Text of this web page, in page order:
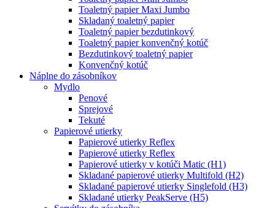
Toaletný papier Maxi Jumbo
Skladaný toaletný papier
Toaletný papier bezdutinkový
Toaletný papier konvenčný kotúč
Bezdutinkový toaletný papier
Konvenčný kotúč
Náplne do zásobníkov
Mydlo
Penové
Sprejové
Tekuté
Papierové utierky
Papierové utierky Reflex
Papierové utierky Reflex
Papierové utierky v kotúči Matic (H1)
Skladané papierové utierky Multifold (H2)
Skladané papierové utierky Singlefold (H3)
Skladané utierky PeakServe (H5)